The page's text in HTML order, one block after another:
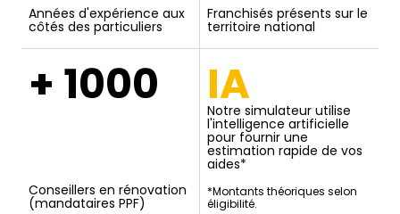
Années d'expérience aux
côtés des particuliers
Franchisés présents sur le
territoire national
+ 1000
Conseillers en rénovation
(mandataires PPF)
IA
Notre simulateur utilise
l'intelligence artificielle
pour fournir une
estimation rapide de vos
aides*
*Montants théoriques selon
éligibilité.